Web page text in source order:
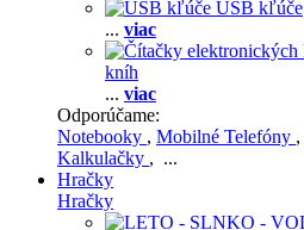
USB kľúče
... viac
kníh
... viac
Odporúčame:
Notebooky , Mobilné Telefóny ,
Kalkulačky , ...
Hračky
Hračky